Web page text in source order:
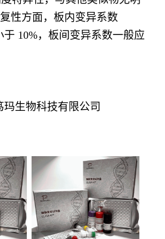
性方面，板内变异系数
于 10%，板间变异系数一般应
玛生物科技有限公司